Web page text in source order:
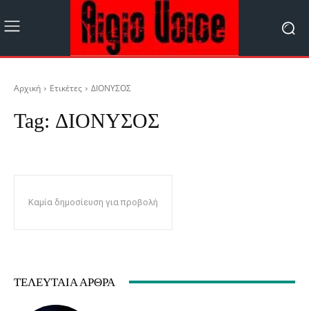
Αρχική Ετικέτες ΔΙΟΝΥΣΟΣ
Tag: ΔΙΟΝΥΣΟΣ
Καμία δημοσίευση για προβολή
ΤΕΛΕΥΤΑΊΑ ΆΡΘΡΑ